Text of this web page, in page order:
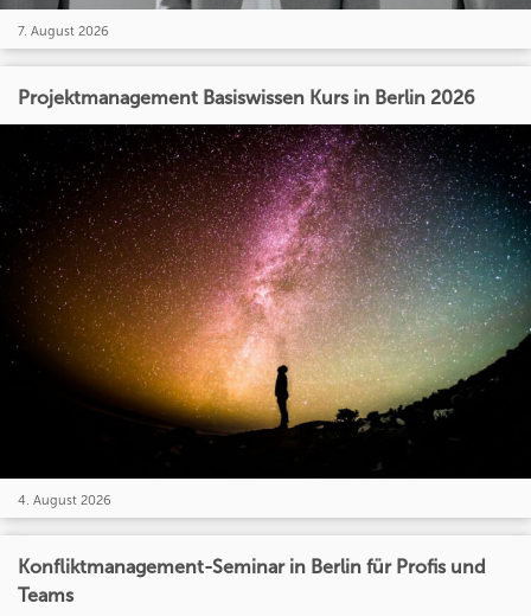
7. August 2026
Projektmanagement Basiswissen Kurs in Berlin 2026
4. August 2026
Konfliktmanagement-Seminar in Berlin für Profis und
Teams